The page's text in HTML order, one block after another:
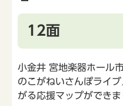
12面
小金井 宮地楽器ホール
のこがねいさんぽライ
がる応援マップができま